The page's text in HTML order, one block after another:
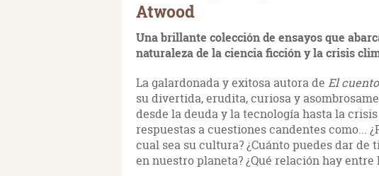
Atwood
Una brillante colección de ensayos que
naturaleza de la ciencia ficción y la crisis
La galardonada y exitosa autora de El
su divertida, erudita, curiosa y
desde la deuda y la tecnología hasta la
respuestas a cuestiones candentes como...
cual sea su cultura? ¿Cuánto puedes dar de
en nuestro planeta? ¿Qué relación hay